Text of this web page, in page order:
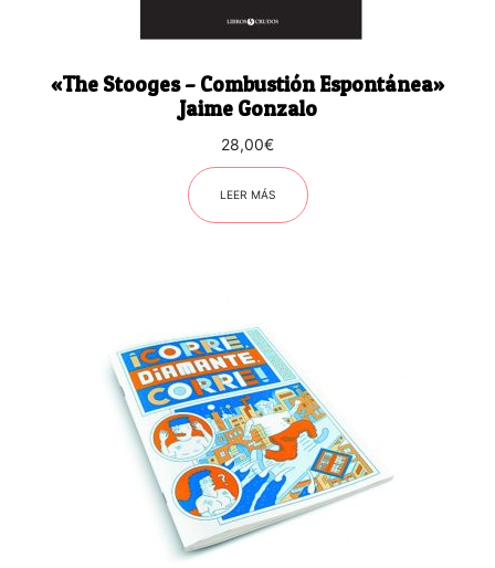
«The Stooges – Combustión Espontánea»
Jaime Gonzalo
28,00€
LEER MÁS